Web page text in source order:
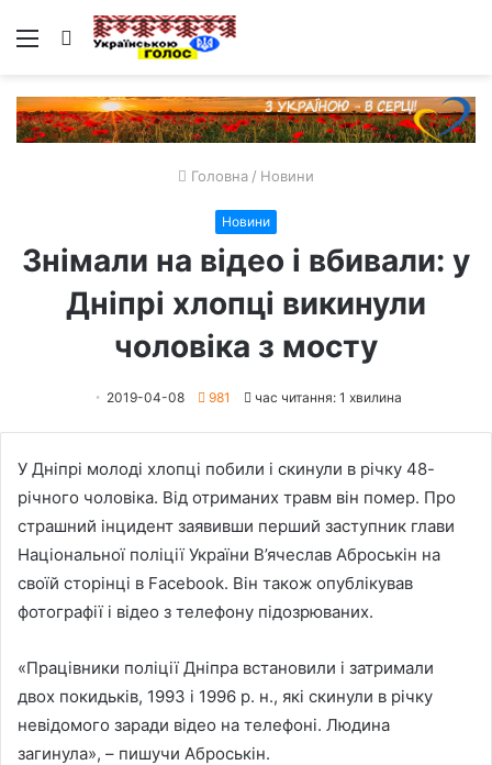
Меню Пошук
Головна / Новини
Новини
Знімали на відео і вбивали: у
Дніпрі хлопці викинули
чоловіка з мосту
2019-04-08 981 час читання: 1 хвилина
У Дніпрі молоді хлопці побили і скинули в річку 48-
річного чоловіка. Від отриманих травм він помер. Про
страшний інцидент заявивши перший заступник глави
Національної поліції України В’ячеслав Аброськін на
своїй сторінці в Facebook. Він також опублікував
фотографії і відео з телефону підозрюваних.
«Працівники поліції Дніпра встановили і затримали
двох покидьків, 1993 і 1996 р. н., які скинули в річку
невідомого заради відео на телефоні. Людина
загинула», – пишучи Аброськін.